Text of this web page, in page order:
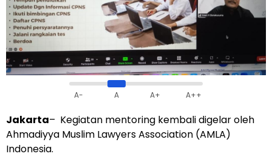
A- A A+ A++
Jakarta– Kegiatan mentoring kembali digelar oleh
Ahmadiyya Muslim Lawyers Association (AMLA)
Indonesia.